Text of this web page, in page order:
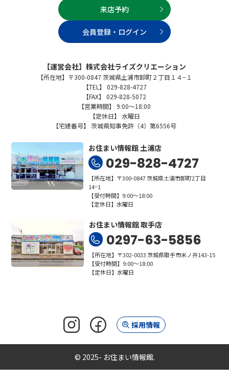
来店予約
会員登録・ログイン
【運営会社】株式会社ライズクリエーション
【所在地】〒300-0847 茨城県土浦市卸町２丁目１４−１
【TEL】 029-828-4727
【FAX】 029-828-5072
【営業時間】 9:00～18:00
【定休日】 水曜日
【宅建番号】 茨城県知事免許（4）第6556号
お住まい情報館 土浦店
029-828-4727
【所在地】〒300-0847 茨城県土浦市卸町2丁目
14−1
【受付時間】9:00～18:00
【定休日】水曜日
お住まい情報館 取手店
0297-63-5856
【所在地】〒302-0033 茨城県取手市米ノ井143-15
【受付時間】9:00～18:00
【定休日】水曜日
採用情報
© 2025- お住まい情報館.